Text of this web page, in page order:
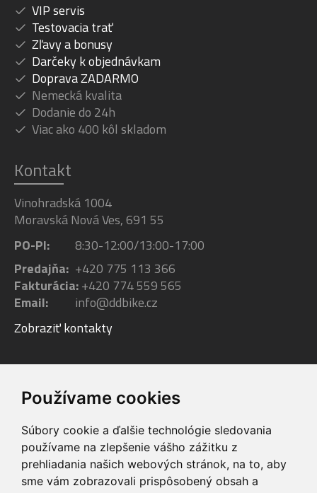
Používame cookies
Súbory cookie a ďalšie technológie sledovania
používame na zlepšenie vášho zážitku z
prehliadania našich webových stránok, na to, aby
sme vám zobrazovali prispôsobený obsah a
VIP servis
Testovacia trať
Zľavy a bonusy
Darčeky k objednávkam
Doprava ZADARMO
Nemecká kvalita
Dodanie do 24h
Viac ako 400 kôl skladom
Kontakt
Vinohradská 1004
Moravská Nová Ves, 691 55
PO-PI:
8:30-12:00/13:00-17:00
Predajňa: +420 775 113 366
Fakturácia:+420 774 559 565
Email:
info@ddbike.cz
Zobraziť kontakty
Facebook Instagram